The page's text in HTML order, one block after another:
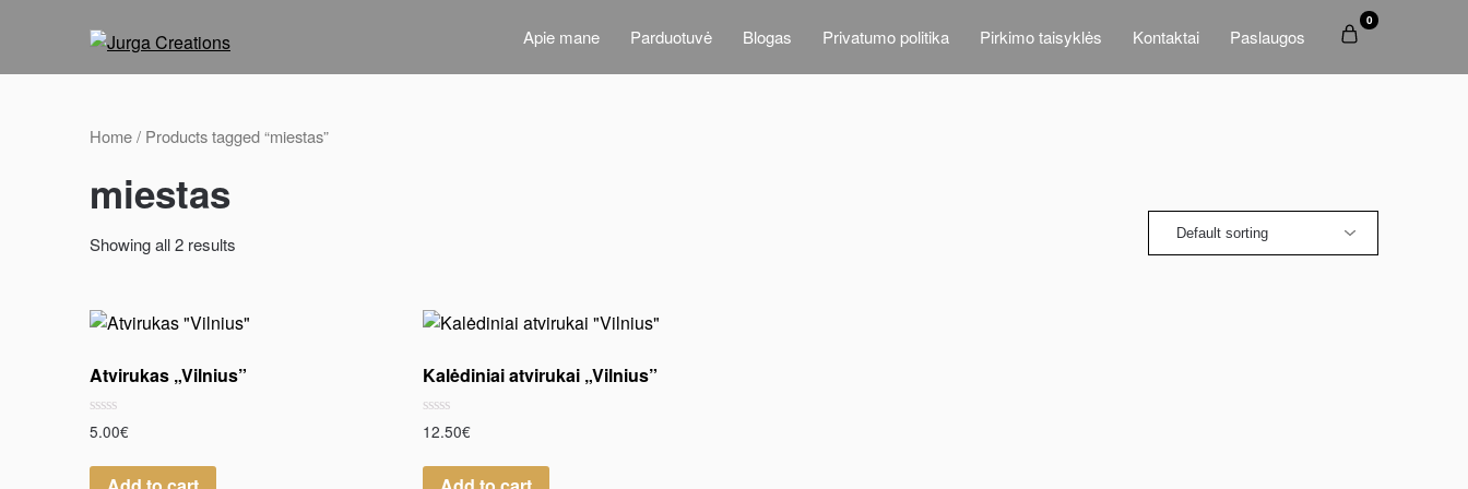
Apie mane Parduotuvė Blogas Privatumo politika Pirkimo taisyklės Kontaktai Paslaugos
0
Home/ Products tagged “miestas”
miestas
Showing all 2 results
Atvirukas „Vilnius”
Rated
0
of
5.00€
Kalėdiniai atvirukai „Vilnius”
Rated
0
of
12.50€